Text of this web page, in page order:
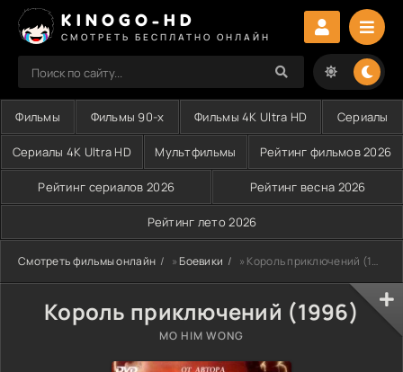
KINOGO-HD
СМОТРЕТЬ БЕСПЛАТНО ОНЛАЙН
Фильмы Фильмы 90-х Фильмы 4K Ultra HD Сериалы
Сериалы 4K Ultra HD Мультфильмы Рейтинг фильмов 2026
Рейтинг сериалов 2026 Рейтинг весна 2026
Рейтинг лето 2026
Смотреть фильмы онлайн »Боевики » Король приключений (1996)
Король приключений (1996)
MO HIM WONG